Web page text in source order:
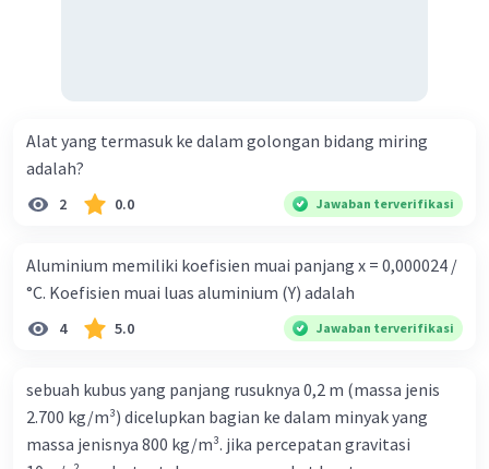
Alat yang termasuk ke dalam golongan bidang miring
adalah?
2 0.0 Jawaban terverifikasi
Aluminium memiliki koefisien muai panjang x = 0,000024 /
°C. Koefisien muai luas aluminium (Y) adalah
4 5.0 Jawaban terverifikasi
sebuah kubus yang panjang rusuknya 0,2 m (massa jenis
2.700 kg/m³) dicelupkan bagian ke dalam minyak yang
massa jenisnya 800 kg/m³. jika percepatan gravitasi